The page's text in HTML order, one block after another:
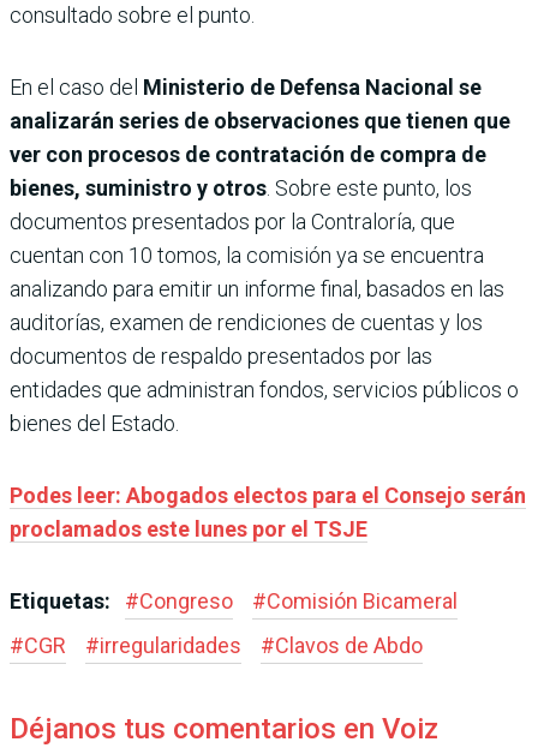
consultado sobre el punto.
En el caso del Ministerio de Defensa Nacional se
analizarán series de observaciones que tienen que
ver con procesos de contratación de compra de
bienes, suministro y otros . Sobre este punto, los
documentos presentados por la Contraloría, que
cuentan con 10 tomos, la comisión ya se encuentra
analizando para emitir un informe final, basados en las
auditorías, examen de rendiciones de cuentas y los
documentos de respaldo presentados por las
entidades que administran fondos, servicios públicos o
bienes del Estado.
Podes leer: Abogados electos para el Consejo serán
proclamados este lunes por el TSJE
Etiquetas: #Congreso #Comisión Bicameral
#CGR #irregularidades #Clavos de Abdo
Déjanos tus comentarios en Voiz